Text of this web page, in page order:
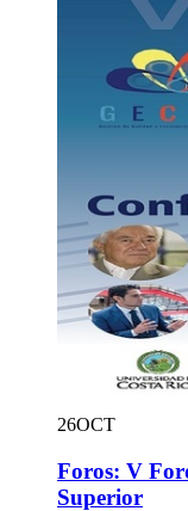
26OCT
Foros: V
Superior